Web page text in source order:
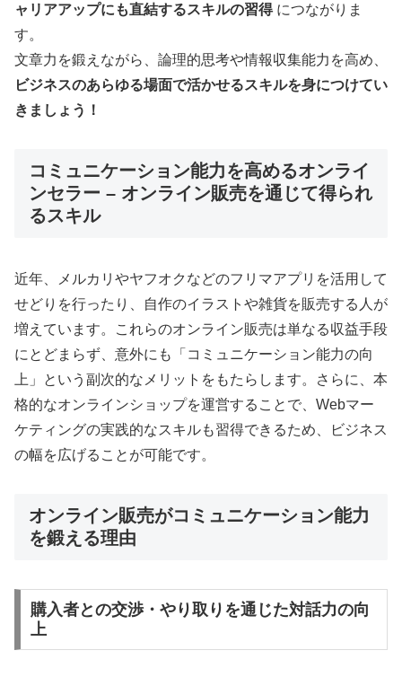
ャリアアップにも直結するスキルの習得につながりま
す。
文章力を鍛えながら、論理的思考や情報収集能力を高め、
ビジネスのあらゆる場面で活かせるスキルを身につけてい
きましょう！
コミュニケーション能力を高めるオンライ
ンセラー – オンライン販売を通じて得られ
るスキル
近年、メルカリやヤフオクなどのフリマアプリを活用して
せどりを行ったり、自作のイラストや雑貨を販売する人が
増えています。これらのオンライン販売は単なる収益手段
にとどまらず、意外にも「コミュニケーション能力の向
上」という副次的なメリットをもたらします。さらに、本
格的なオンラインショップを運営することで、Webマー
ケティングの実践的なスキルも習得できるため、ビジネス
の幅を広げることが可能です。
オンライン販売がコミュニケーション能力
を鍛える理由
購入者との交渉・やり取りを通じた対話力の向
上